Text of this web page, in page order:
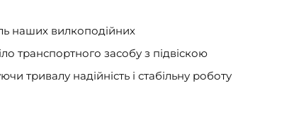
наших вилкоподійних
транспортного засобу з підвіскою
тривалу надійність і стабільну роботу